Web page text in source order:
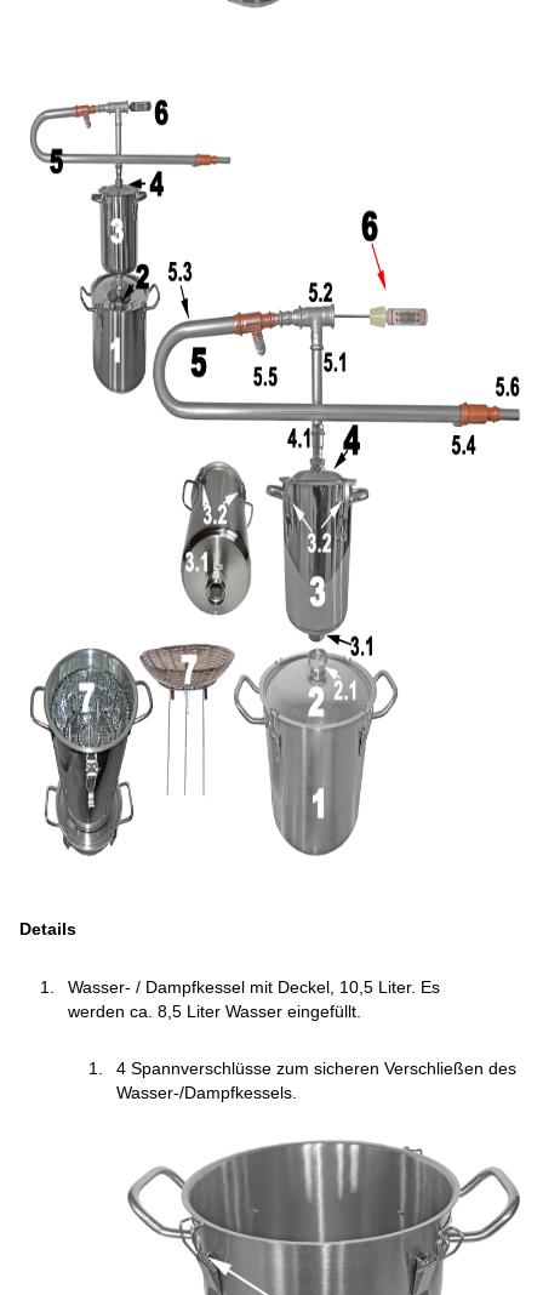
Details
Wasser- / Dampfkessel mit Deckel, 10,5 Liter. Es
werden ca. 8,5 Liter Wasser eingefüllt.
4 Spannverschlüsse zum sicheren Verschließen des
Wasser-/Dampfkessels.